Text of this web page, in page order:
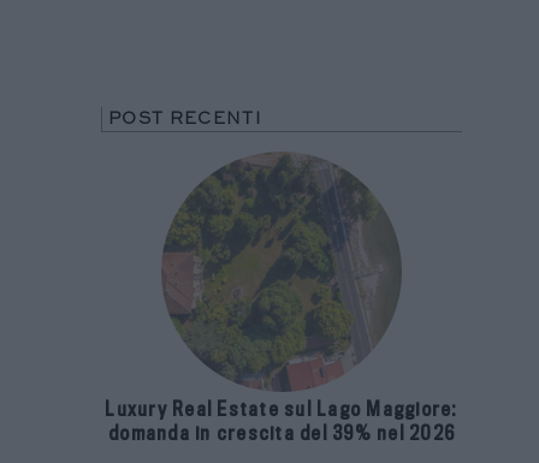
POST RECENTI
Luxury Real Estate sul Lago Maggiore:
domanda in crescita del 39% nel 2026